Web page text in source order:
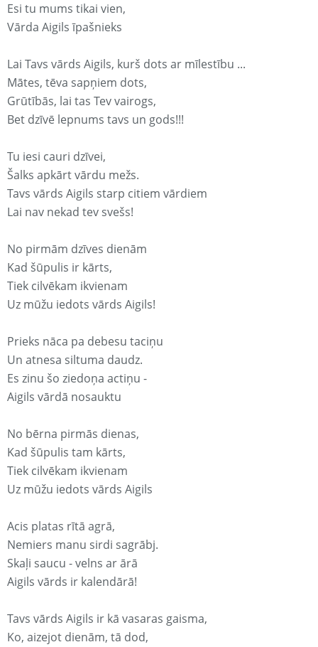
Esi tu mums tikai vien,
Vārda Aigils īpašnieks
Lai Tavs vārds Aigils, kurš dots ar mīlestību ...
Mātes, tēva sapņiem dots,
Grūtībās, lai tas Tev vairogs,
Bet dzīvē lepnums tavs un gods!!!
Tu iesi cauri dzīvei,
Šalks apkārt vārdu mežs.
Tavs vārds Aigils starp citiem vārdiem
Lai nav nekad tev svešs!
No pirmām dzīves dienām
Kad šūpulis ir kārts,
Tiek cilvēkam ikvienam
Uz mūžu iedots vārds Aigils!
Prieks nāca pa debesu taciņu
Un atnesa siltuma daudz.
Es zinu šo ziedoņa actiņu -
Aigils vārdā nosauktu
No bērna pirmās dienas,
Kad šūpulis tam kārts,
Tiek cilvēkam ikvienam
Uz mūžu iedots vārds Aigils
Acis platas rītā agrā,
Nemiers manu sirdi sagrābj.
Skaļi saucu - velns ar ārā
Aigils vārds ir kalendārā!
Tavs vārds Aigils ir kā vasaras gaisma,
Ko, aizejot dienām, tā dod,